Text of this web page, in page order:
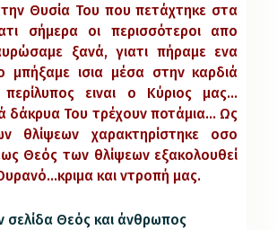
την Θυσία Του που πετάχτηκε στα
σήμερα οι περισσότεροι απο
ξανά, γιατι πήραμε ενα
μπήξαμε ισια μέσα στην καρδιά
ειναι ο Κύριος μας…
δάκρυα Του τρέχουν ποτάμια… Ως
θλίψεων χαρακτηρίστηκε οσο
Θεός των θλίψεων εξακολουθεί
και ντροπή μας.
σελίδα Θεός και άνθρωπος